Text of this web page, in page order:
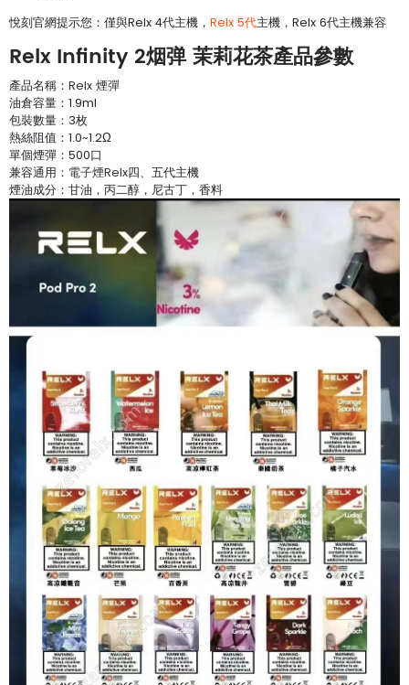
悅刻官網提示您：僅與Relx 4代主機， Relx 5代主機，Relx 6代主機兼容
Relx Infinity 2烟弹 茉莉花茶產品參數
產品名稱： Relx 煙彈
油倉容量：1.9ml
包裝數量：3枚
熱絲阻值：1.0~1.2Ω
單個煙彈：500口
兼容通用： 電子煙Relx四、五代主機
煙油成分：甘油，丙二醇，尼古丁，香料